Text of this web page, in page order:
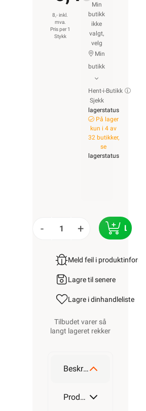
8,- inkl.
mva.
Pris per 1
Stykk
Min
butikk
ikke
valgt,
velg
Min
butikk
Hent-i-Butikk
Sjekk
lagerstatus
På lager
kun i 4 av
32 butikker,
se
lagerstatus
- +
Meld feil i
Lagre til senere
Lagre i dinhandleliste
Tilbudet varer så
langt lageret rekker
Beskrivelse
Produktdetaljer